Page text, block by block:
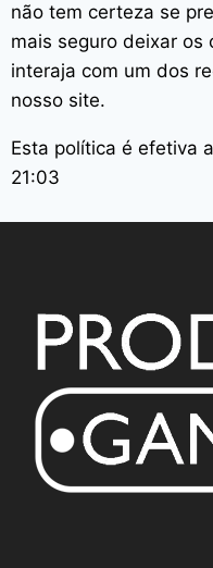
não tem certeza se
mais seguro deixar os
interaja com um dos
nosso site.
Esta política é efetiva
21:03